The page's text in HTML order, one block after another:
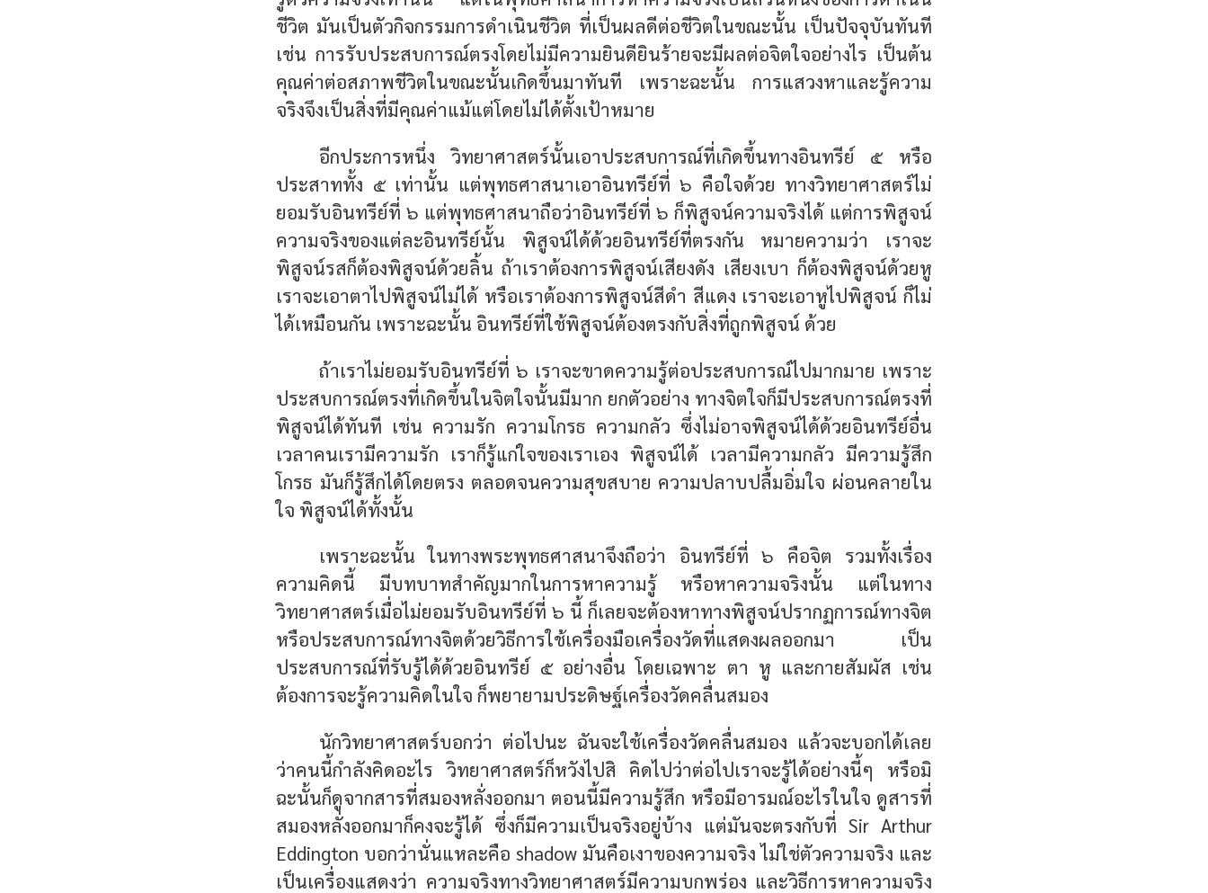
ชีวิต มันเป็นตัวกิจกรรมการดำเนินชีวิต ที่เป็นผลดีต่อชีวิตในขณะนั้น เป็นปัจจุบันทันที
เช่น การรับประสบการณ์ตรงโดยไม่มีความยินดียินร้ายจะมีผลต่อจิตใจอย่างไร เป็นต้น
คุณค่าต่อสภาพชีวิตในขณะนั้นเกิดขึ้นมาทันที เพราะฉะนั้น การแสวงหาและรู้ความ
จริงจึงเป็นสิ่งที่มีคุณค่าแม้แต่โดยไม่ได้ตั้งเป้าหมาย
อีกประการหนึ่ง วิทยาศาสตร์นั้นเอาประสบการณ์ที่เกิดขึ้นทางอินทรีย์ ๕ หรือ
ประสาททั้ง ๕ เท่านั้น แต่พุทธศาสนาเอาอินทรีย์ที่ ๖ คือใจด้วย ทางวิทยาศาสตร์ไม่
ยอมรับอินทรีย์ที่ ๖ แต่พุทธศาสนาถือว่าอินทรีย์ที่ ๖ ก็พิสูจน์ความจริงได้ แต่การพิสูจน์
ความจริงของแต่ละอินทรีย์นั้น พิสูจน์ได้ด้วยอินทรีย์ที่ตรงกัน หมายความว่า เราจะ
พิสูจน์รสก็ต้องพิสูจน์ด้วยลิ้น ถ้าเราต้องการพิสูจน์เสียงดัง เสียงเบา ก็ต้องพิสูจน์ด้วยหู
เราจะเอาตาไปพิสูจน์ไม่ได้ หรือเราต้องการพิสูจน์สีดำ สีแดง เราจะเอาหูไปพิสูจน์ ก็ไม่
ได้เหมือนกัน เพราะฉะนั้น อินทรีย์ที่ใช้พิสูจน์ต้องตรงกับสิ่งที่ถูกพิสูจน์ ด้วย
ถ้าเราไม่ยอมรับอินทรีย์ที่ ๖ เราจะขาดความรู้ต่อประสบการณ์ไปมากมาย เพราะ
ประสบการณ์ตรงที่เกิดขึ้นในจิตใจนั้นมีมาก ยกตัวอย่าง ทางจิตใจก็มีประสบการณ์ตรงที่
พิสูจน์ได้ทันที เช่น ความรัก ความโกรธ ความกลัว ซึ่งไม่อาจพิสูจน์ได้ด้วยอินทรีย์อื่น
เวลาคนเรามีความรัก เราก็รู้แก่ใจของเราเอง พิสูจน์ได้ เวลามีความกลัว มีความรู้สึก
โกรธ มันก็รู้สึกได้โดยตรง ตลอดจนความสุขสบาย ความปลาบปลื้มอิ่มใจ ผ่อนคลายใน
ใจ พิสูจน์ได้ทั้งนั้น
เพราะฉะนั้น ในทางพระพุทธศาสนาจึงถือว่า อินทรีย์ที่ ๖ คือจิต รวมทั้งเรื่อง
ความคิดนี้ มีบทบาทสำคัญมากในการหาความรู้ หรือหา​ความจริงนั้น แต่ในทาง
วิทยาศาสตร์เมื่อไม่ยอมรับอินทรีย์ที่ ๖ นี้ ก็เลยจะต้องหาทางพิสูจน์ปรากฏการณ์ทางจิต
หรือประสบการณ์ทางจิตด้วยวิธีการใช้เครื่องมือเครื่องวัดที่แสดงผลออกมา เป็น
ประสบการณ์ที่รับรู้ได้ด้วยอินทรีย์ ๕ อย่างอื่น โดยเฉพาะ ตา หู และกายสัมผัส เช่น
ต้องการจะรู้ความคิดในใจ ก็พยายามประดิษฐ์เครื่องวัดคลื่นสมอง
นักวิทยาศาสตร์บอกว่า ต่อไปนะ ฉันจะใช้เครื่องวัดคลื่นสมอง แล้วจะบอกได้เลย
ว่าคนนี้กำลังคิดอะไร วิทยาศาสตร์ก็หวังไปสิ คิดไปว่าต่อไปเราจะรู้ได้อย่างนี้ๆ หรือมิ
ฉะนั้นก็ดูจากสารที่สมองหลั่งออกมา ตอนนี้มีความรู้สึก หรือมีอารมณ์อะไรในใจ ดูสารที่
สมองหลั่งออกมาก็คงจะรู้ได้ ซึ่งก็มีความเป็นจริงอยู่บ้าง แต่มันจะตรงกับที่ Sir Arthur
Eddington บอกว่านั่นแหละคือ shadow มันคือเงาของความจริง ไม่ใช่ตัวความจริง และ
เป็นเครื่องแสดงว่า ความจริงทางวิทยาศาสตร์มีความบกพร่อง และวิธีการหาความจริง